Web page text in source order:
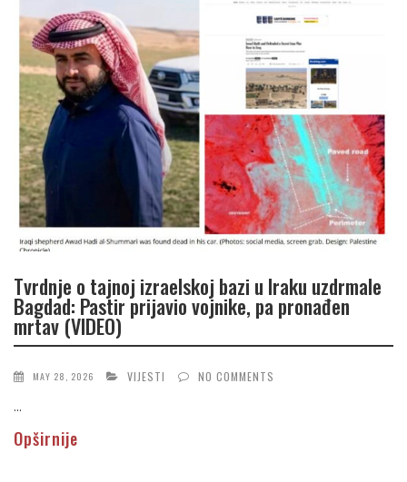
Tvrdnje o tajnoj izraelskoj bazi u Iraku uzdrmale
Bagdad: Pastir prijavio vojnike, pa pronađen
mrtav (VIDEO)
MAY 28, 2026 VIJESTI NO COMMENTS
...
Opširnije